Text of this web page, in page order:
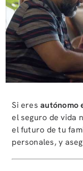
Si eresautónomo
el seguro de vida
el futuro de tu
personales, y